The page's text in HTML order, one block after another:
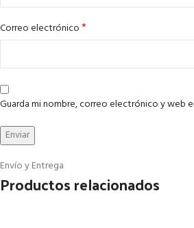
Correo electrónico*
Guarda mi nombre, correo electrónico y web
Envío y Entrega
Productos relacionados